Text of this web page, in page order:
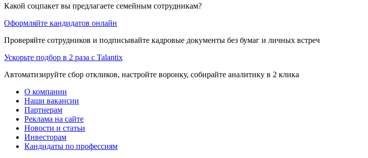
Какой соцпакет вы предлагаете семейным сотрудникам?
Оформляйте кандидатов онлайн
Проверяйте сотрудников и подписывайте кадровые документы без бумаг и личных встреч
Ускорьте подбор в 2 раза с Talantix
Автоматизируйте сбор откликов, настройте воронку, собирайте аналитику в 2 клика
О компании
Наши вакансии
Партнерам
Реклама на сайте
Новости и статьи
Инвесторам
Кандидаты по профессиям